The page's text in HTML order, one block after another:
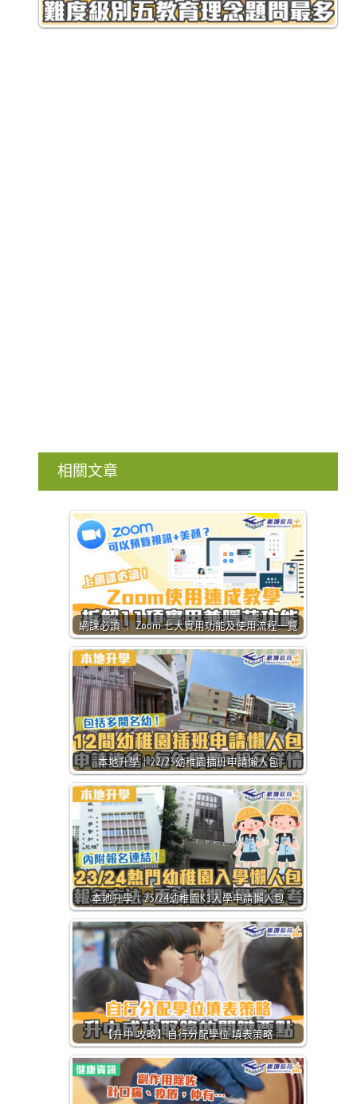
相關文章
網課必讀 ｜ Zoom 七大實用功能及使用流程一覽
本地升學｜22/23幼稚園插班申請懶人包
本地升學｜23/24幼稚園K1入學申請懶人包
【升中 攻略】自行分配學位 填表策略